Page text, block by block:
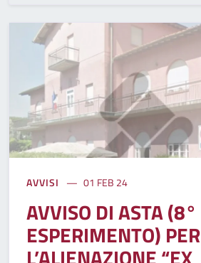
AVVISI 01 FEB 24
AVVISO DI ASTA (8°
ESPERIMENTO) PER